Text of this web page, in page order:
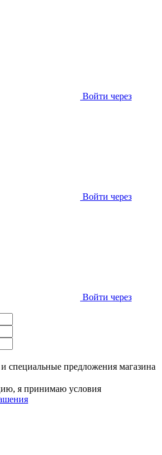
Войти через
Войти через
Войти через
специальные предложения магазина
я принимаю условия